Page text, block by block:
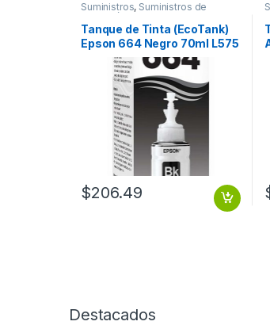
Suministros, Suministros de
Impresión
Tanque de Tinta (EcoTank)
Epson 664 Negro 70ml L575
L495 L1300
$206.49
Destacados